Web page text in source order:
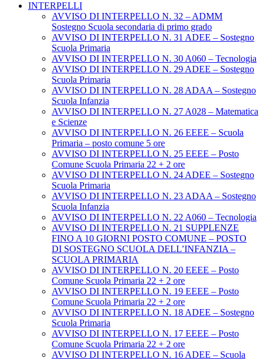
INTERPELLI
AVVISO DI INTERPELLO N. 32 – ADMM
Sostegno Scuola secondaria di primo grado
AVVISO DI INTERPELLO N. 31 ADEE – Sostegno
Scuola Primaria
AVVISO DI INTERPELLO N. 30 A060 – Tecnologia
AVVISO DI INTERPELLO N. 29 ADEE – Sostegno
Scuola Primaria
AVVISO DI INTERPELLO N. 28 ADAA – Sostegno
Scuola Infanzia
AVVISO DI INTERPELLO N. 27 A028 – Matematica
e Scienze
AVVISO DI INTERPELLO N. 26 EEEE – Scuola
Primaria – posto comune 5 ore
AVVISO DI INTERPELLO N. 25 EEEE – Posto
Comune Scuola Primaria 22 + 2 ore
AVVISO DI INTERPELLO N. 24 ADEE – Sostegno
Scuola Primaria
AVVISO DI INTERPELLO N. 23 ADAA – Sostegno
Scuola Infanzia
AVVISO DI INTERPELLO N. 22 A060 – Tecnologia
AVVISO DI INTERPELLO N. 21 SUPPLENZE
FINO A 10 GIORNI POSTO COMUNE – POSTO
DI SOSTEGNO SCUOLA DELL’INFANZIA –
SCUOLA PRIMARIA
AVVISO DI INTERPELLO N. 20 EEEE – Posto
Comune Scuola Primaria 22 + 2 ore
AVVISO DI INTERPELLO N. 19 EEEE – Posto
Comune Scuola Primaria 22 + 2 ore
AVVISO DI INTERPELLO N. 18 ADEE – Sostegno
Scuola Primaria
AVVISO DI INTERPELLO N. 17 EEEE – Posto
Comune Scuola Primaria 22 + 2 ore
AVVISO DI INTERPELLO N. 16 ADEE – Scuola